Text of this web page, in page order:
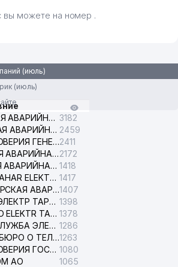
вы можете на номер .
(июль)
(июль)
ЯШНАБАДСКАЯ АВАРИЙНАЯ СЛУЖБА ЭЛЕКТРОСЕТИ 3182
ЧИЛАНЗАРСКАЯ АВАРИЙНАЯ СЛУЖБА ЭЛЕКТРОСЕТИ 2459
ТЕЛЕФОНЫ ДОВЕРИЯ ГЕНЕРАЛЬНОЙ ПРОКУРАТУРЫ РЕСПУБЛИКИ УЗБЕКИСТАН2411
АЛМАЗАРСКАЯ АВАРИЙНАЯ СЛУЖБА ЭЛЕКТРОСЕТИ2172
УЧТЕПИНСКАЯ АВАРИЙНАЯ СЛУЖБА ЭЛЕКТРОСЕТИ 1418
TOSHKENT SHAHAR ELEKTR TARMOQLARI KORXONASI АО 1417
ШАЙХАНТАХУРСКАЯ АВАРИЙНАЯ СЛУЖБА ЭЛЕКТРОСЕТИ1407
САМАРКАНД ЭЛЕКТР ТАРМОКЛАРИ АО 1398
SURHONDARYO ELEKTR TARMOKLARI АО 1378
АВАРИЙНАЯ СЛУЖБА ЭЛЕКТРОСЕТИ ТАШКЕНТСКОГО РАЙОНА 1286
СПРАВОЧНОЕ БЮРО О ТЕЛЕФОНАХ ОРГАНИЗАЦИЙ г. ТАШКЕНТА1263
ТЕЛЕФОНЫ ДОВЕРИЯ ГОСУДАРСТВЕННОГО ЦЕНТРА ТЕСТИРОВАНИЯ 1080
АО
1065